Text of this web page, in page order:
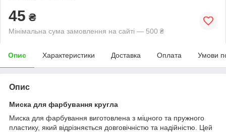
45 ₴
Мінімальна сума замовлення на сайті — 500 ₴
Опис Характеристики Доставка Оплата Умови
Опис
Миска для фарбування кругла
Миска для фарбування виготовлена з міцного та пружного
пластику, який відрізняється довговічністю та надійністю. Цей